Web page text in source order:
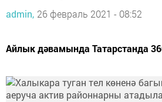
admin, 26 февраль 2021 - 08:52
Айлык дәвамында Татарстанда